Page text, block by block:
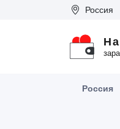
Россия
Россия